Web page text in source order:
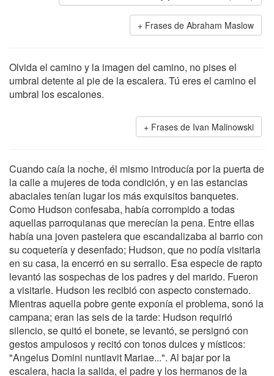
Frases de Abraham Maslow
Olvida el camino y la imagen del camino, no pises el
umbral detente al pie de la escalera. Tú eres el camino el
umbral los escalones.
Frases de Ivan Malinowski
Cuando caía la noche, él mismo introducía por la puerta de
la calle a mujeres de toda condición, y en las estancias
abaciales tenían lugar los más exquisitos banquetes.
Como Hudson confesaba, había corrompido a todas
aquellas parroquianas que merecían la pena. Entre ellas
había una joven pastelera que escandalizaba al barrio con
su coquetería y desenfado; Hudson, que no podía visitarla
en su casa, la encerró en su serrallo. Esa especie de rapto
levantó las sospechas de los padres y del marido. Fueron
a visitarle. Hudson les recibió con aspecto consternado.
Mientras aquella pobre gente exponía el problema, sonó la
campana; eran las seis de la tarde: Hudson requirió
silencio, se quitó el bonete, se levantó, se persignó con
gestos ampulosos y recitó con tonos dulces y místicos:
"Angelus Domini nuntiavit Mariae...". Al bajar por la
escalera, hacia la salida, el padre y los hermanos de la